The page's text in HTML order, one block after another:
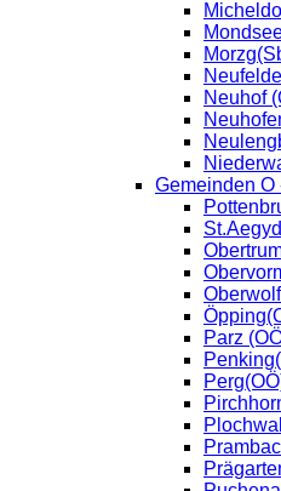
Neuhof
Gemeinden O
Parz